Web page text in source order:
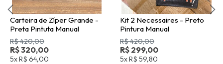
Carteira de Zíper Grande -
Preta Pintuta Manual
R$ 420,00
R$ 320,00
5x R$ 64,00
Kit 2 Necessaires - Preto
Pintura Manual
R$ 420,00
R$ 299,00
5x R$ 59,80